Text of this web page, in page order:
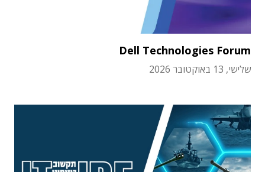
Dell Technologies Forum
שלישי, 13 באוקטובר 2026